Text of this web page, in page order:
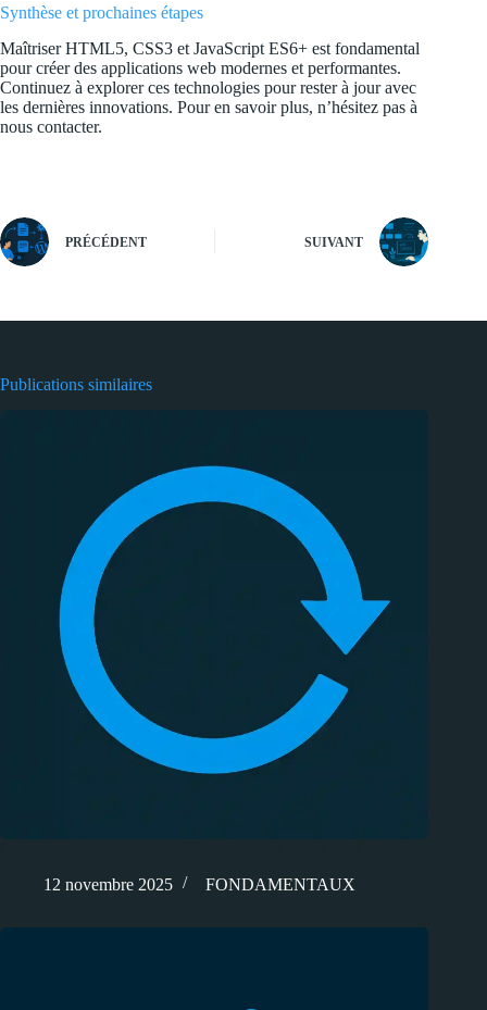
Synthèse et prochaines étapes
Maîtriser HTML5, CSS3 et JavaScript ES6+ est fondamental
pour créer des applications web modernes et performantes.
Continuez à explorer ces technologies pour rester à jour avec
les dernières innovations. Pour en savoir plus, n’hésitez pas à
nous contacter.
PRÉCÉDENT SUIVANT
Publications similaires
12 novembre 2025
FONDAMENTAUX